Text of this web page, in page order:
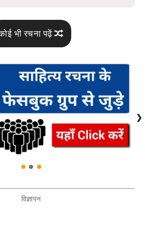
भी रचना पढ़ें
❯
विज्ञापन